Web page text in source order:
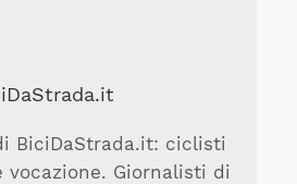
BiciDaStrada.it: ciclisti
vocazione. Giornalisti di